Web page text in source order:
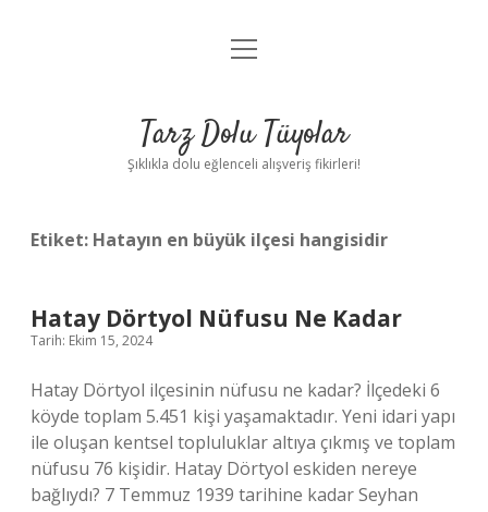
Anasayfa
Yasal Uyarı
menüyü
Tarz Dolu Tüyolar
Şıklıkla dolu eğlenceli alışveriş fikirleri!
Etiket: Hatayın en büyük ilçesi hangisidir
Hatay Dörtyol Nüfusu Ne Kadar
Tarih: Ekim 15, 2024
Hatay Dörtyol ilçesinin nüfusu ne kadar? İlçedeki 6
köyde toplam 5.451 kişi yaşamaktadır. Yeni idari yapı
ile oluşan kentsel topluluklar altıya çıkmış ve toplam
nüfusu 76 kişidir. Hatay Dörtyol eskiden nereye
bağlıydı? 7 Temmuz 1939 tarihine kadar Seyhan